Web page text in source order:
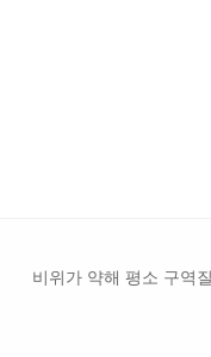
비위가 약해 평소 구역